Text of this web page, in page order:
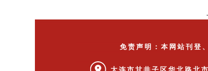
免责声明：本网站刊登